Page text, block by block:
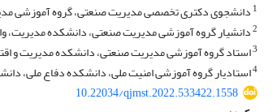
1 دانشجوی دکتری تخصصی مدیریت صنعتی، گروه آموزشی
2دانشیار گروه آموزشی مدیریت صنعتی، دانشکده مدیریت،
3استاد گروه آموزشی مدیریت صنعتی، دانشکده مدیریت و
4استادیار گروه آموزشی امنیت ملی، دانشکده دفاع ملی،
10.22034/qjmst.2022.533422.1558